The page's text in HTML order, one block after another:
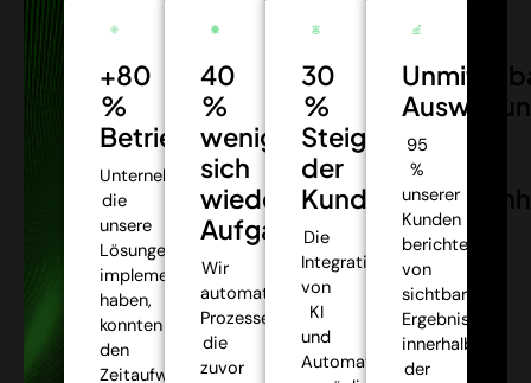
+80
%
Betriebseffizienz:
Unternehmen,
die
unsere
Lösungen
implementiert
haben,
konnten
den
Zeitaufwand
40
%
weniger
sich
wiederholende
Aufgaben:
Wir
automatisieren
Prozesse,
die
zuvor
30
%
Steigerung
der
Die
Integration
von
KI
und
Automatisierung
95
%
unserer
Kunden
berichteten
von
sichtbaren
Ergebnissen
innerhalb
der